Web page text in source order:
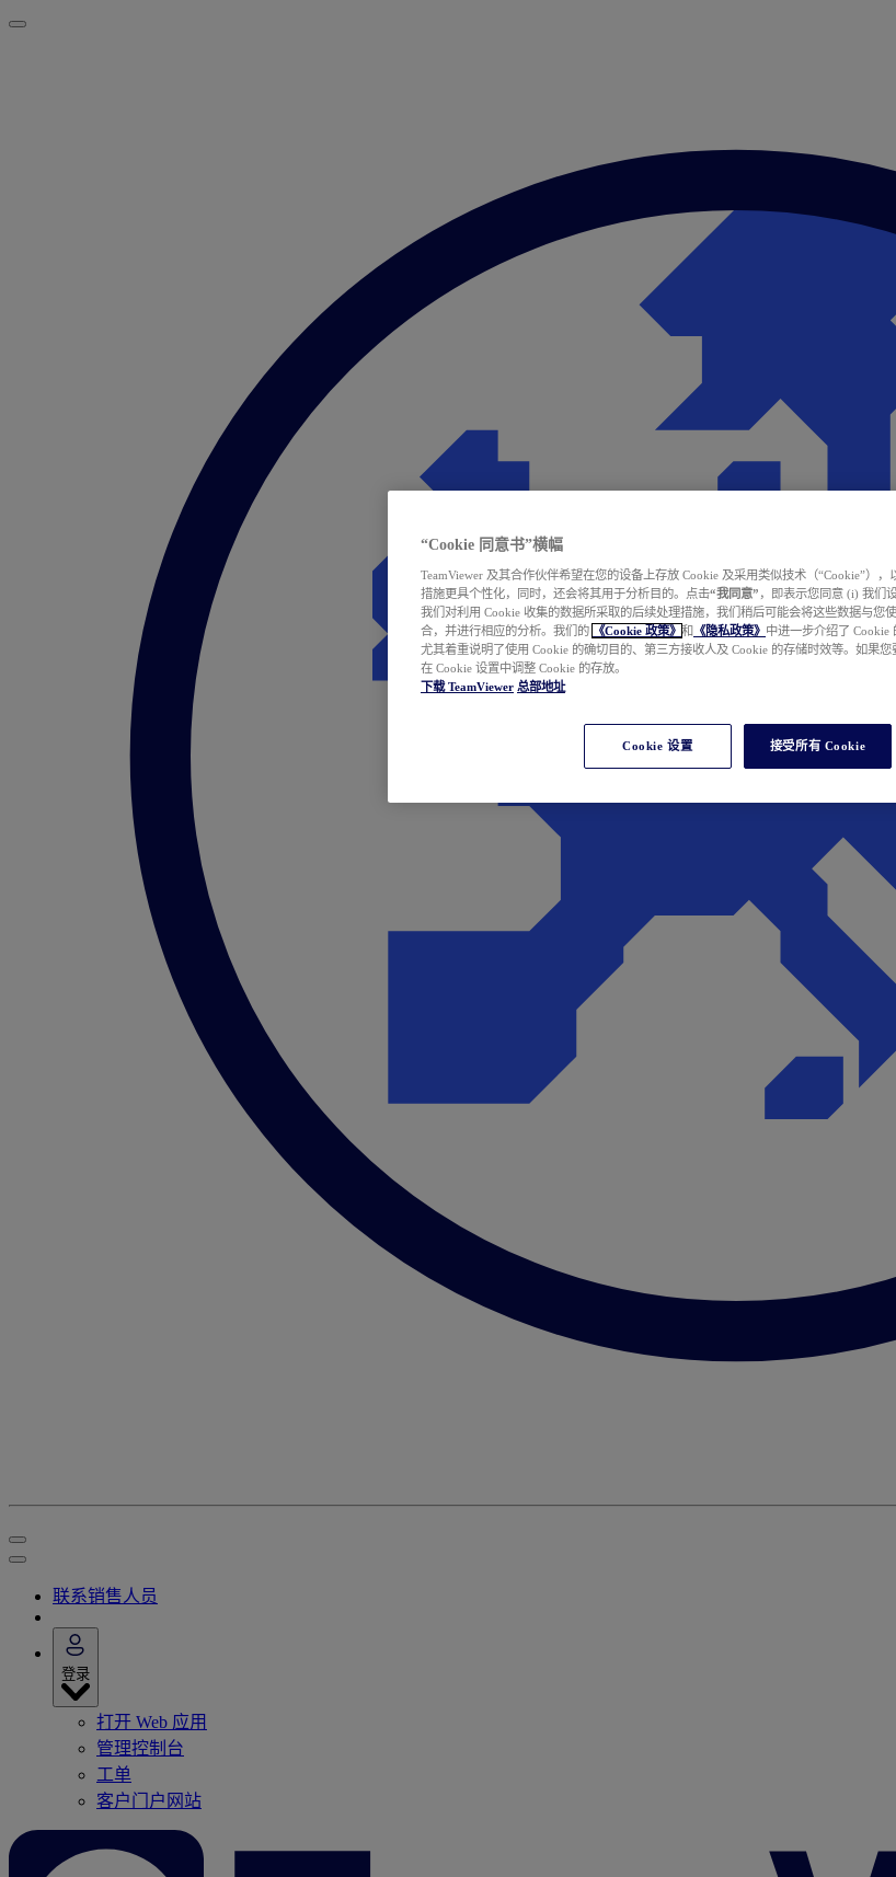
联系销售人员
登录
打开 Web 应用
管理控制台
工单
客户门户网站
“Cookie 同意书”横幅
TeamViewer 及其合作伙伴希望在您的设备上存放 Cookie 及采用类似技术（“Cookie”）
措施更具个性化，同时，还会将其用于分析目的。点击“我同意” ，即表示您同意 (i) 我们
我们对利用 Cookie 收集的数据所采取的后续处理措施，我们稍后可能会将这些数据与您
合，并进行相应的分析。我们的
《Cookie 政策》 和 《隐私政策》 中进一步介绍了 Cookie
尤其着重说明了使用 Cookie 的确切目的、第三方接收人及 Cookie 的存储时效等。如果
在 Cookie 设置中调整 Cookie 的存放。
下载 TeamViewer 总部地址
Cookie 设置 接受所有 Cookie